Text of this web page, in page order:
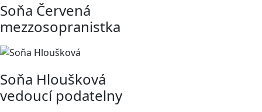
Soňa Červená
mezzosopranistka
Soňa Hloušková
vedoucí podatelny